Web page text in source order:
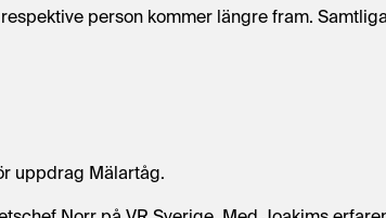
person kommer längre fram.
uppdrag Mälartåg.